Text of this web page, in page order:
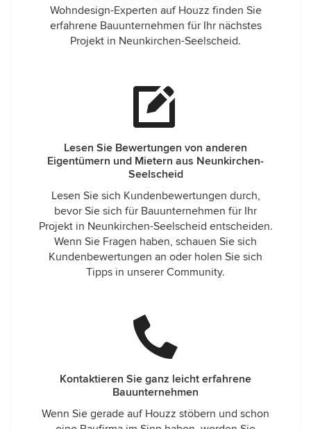
Wohndesign-Experten auf Houzz finden Sie
erfahrene Bauunternehmen für Ihr nächstes
Projekt in Neunkirchen-Seelscheid.
Lesen Sie Bewertungen von anderen
Eigentümern und Mietern aus Neunkirchen-
Seelscheid
Lesen Sie sich Kundenbewertungen durch,
bevor Sie sich für Bauunternehmen für Ihr
Projekt in Neunkirchen-Seelscheid entscheiden.
Wenn Sie Fragen haben, schauen Sie sich
Kundenbewertungen an oder holen Sie sich
Tipps in unserer Community.
Kontaktieren Sie ganz leicht erfahrene
Bauunternehmen
Wenn Sie gerade auf Houzz stöbern und schon